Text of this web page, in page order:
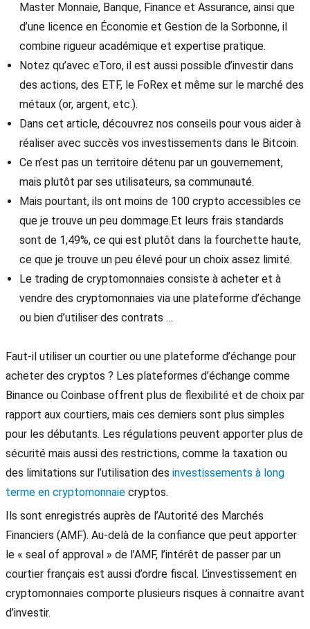
Master Monnaie, Banque, Finance et Assurance, ainsi que
d’une licence en Économie et Gestion de la Sorbonne, il
combine rigueur académique et expertise pratique.
Notez qu’avec eToro, il est aussi possible d’investir dans
des actions, des ETF, le FoRex et même sur le marché des
métaux (or, argent, etc.).
Dans cet article, découvrez nos conseils pour vous aider à
réaliser avec succès vos investissements dans le Bitcoin.
Ce n’est pas un territoire détenu par un gouvernement,
mais plutôt par ses utilisateurs, sa communauté.
Mais pourtant, ils ont moins de 100 crypto accessibles ce
que je trouve un peu dommage.Et leurs frais standards
sont de 1,49%, ce qui est plutôt dans la fourchette haute,
ce que je trouve un peu élevé pour un choix assez limité.
Le trading de cryptomonnaies consiste à acheter et à
vendre des cryptomonnaies via une plateforme d’échange
ou bien d’utiliser des contrats …
Faut-il utiliser un courtier ou une plateforme d’échange pour
acheter des cryptos ? Les plateformes d’échange comme
Binance ou Coinbase offrent plus de flexibilité et de choix par
rapport aux courtiers, mais ces derniers sont plus simples
pour les débutants. Les régulations peuvent apporter plus de
sécurité mais aussi des restrictions, comme la taxation ou
des limitations sur l’utilisation des investissements à long
terme en cryptomonnaie cryptos.
Ils sont enregistrés auprès de l’Autorité des Marchés
Financiers (AMF). Au-delà de la confiance que peut apporter
le « seal of approval » de l’AMF, l’intérêt de passer par un
courtier français est aussi d’ordre fiscal. L’investissement en
cryptomonnaies comporte plusieurs risques à connaitre avant
d’investir.